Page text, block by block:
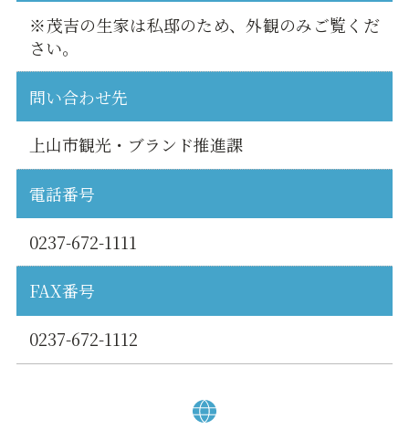
※茂吉の生家は私邸のため、外観のみご覧くだ
さい。
問い合わせ先
上山市観光・ブランド推進課
電話番号
0237-672-1111
FAX番号
0237-672-1112